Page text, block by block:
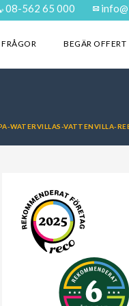
08-562 65 000
BEGÄR OFFERT
WATERVILLAS-VATTENVILLA-